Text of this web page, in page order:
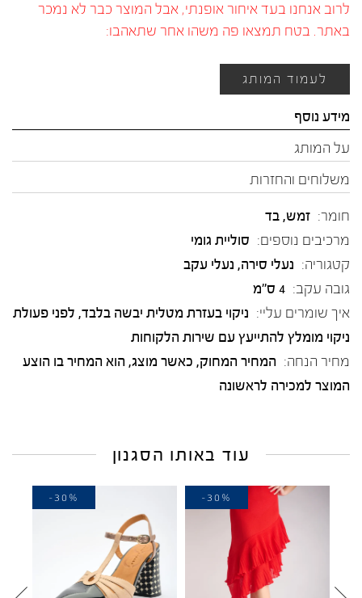
לרוב אנחנו בעד איחור אופנתי, אבל המוצר כבר לא נמכר
באתר. בטח תמצאו פה משהו אחר שתאהבו:
לעמוד המותג
מידע נוסף
על המותג
משלוחים והחזרות
חומר: זמש, בד
מרכיבים נוספים: סוליית גומי
קטגוריה: נעלי סירה, נעלי עקב
גובה עקב: 4 ס"מ
איך שומרים עליי: ניקוי בעזרת מטלית יבשה בלבד, לפני פעולת
ניקוי מומלץ להתייעץ עם שירות הלקוחות
מחיר הנחה: המחיר המחוק, כאשר מוצג, הוא המחיר בו הוצע
המוצר למכירה לראשונה
עוד באותו הסגנון
-30%
-30%